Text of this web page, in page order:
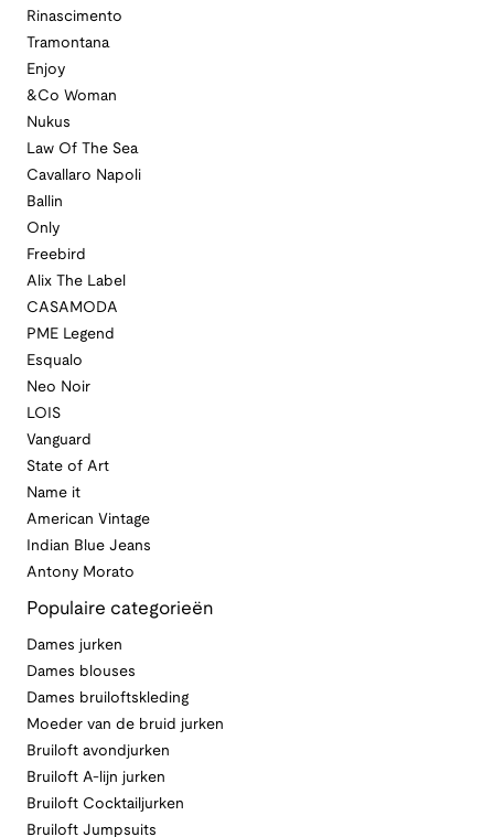
Rinascimento
Tramontana
Enjoy
&Co Woman
Nukus
Law Of The Sea
Cavallaro Napoli
Ballin
Only
Freebird
Alix The Label
CASAMODA
PME Legend
Esqualo
Neo Noir
LOIS
Vanguard
State of Art
Name it
American Vintage
Indian Blue Jeans
Antony Morato
Populaire categorieën
Dames jurken
Dames blouses
Dames bruiloftskleding
Moeder van de bruid jurken
Bruiloft avondjurken
Bruiloft A-lijn jurken
Bruiloft Cocktailjurken
Bruiloft Jumpsuits